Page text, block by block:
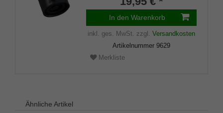
In den Warenkorb
inkl. ges. MwSt. zzgl. Versandkosten
Artikelnummer 9629
Merkliste
Ähnliche Artikel